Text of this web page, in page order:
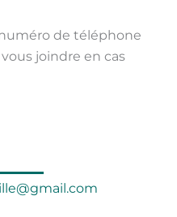
de téléphone
joindre en cas